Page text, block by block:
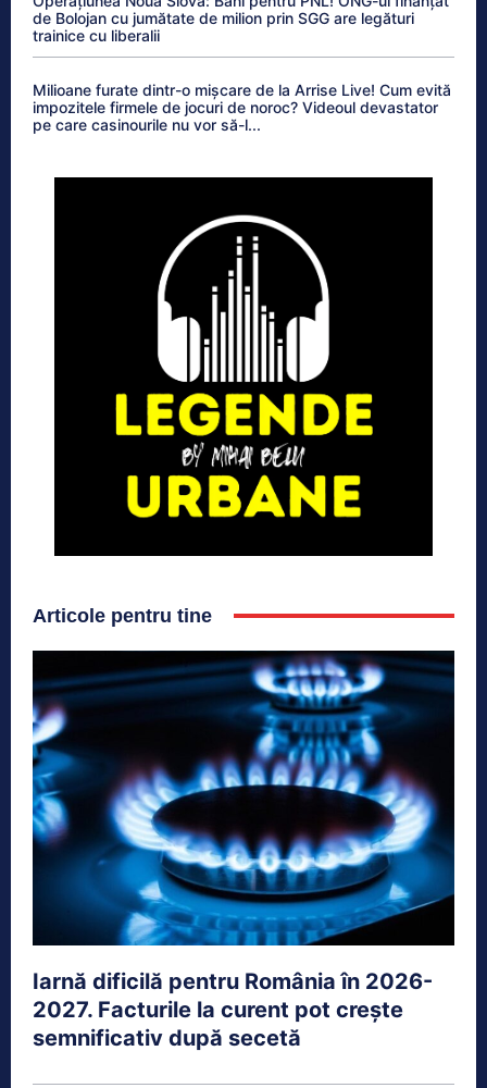
de Bolojan cu jumătate de milion prin SGG are legături
trainice cu liberalii
Milioane furate dintr-o mișcare de la Arrise Live! Cum evită
impozitele firmele de jocuri de noroc? Videoul devastator
pe care casinourile nu vor să-l...
Articole pentru tine
Iarnă dificilă pentru România în 2026-
2027. Facturile la curent pot crește
semnificativ după secetă